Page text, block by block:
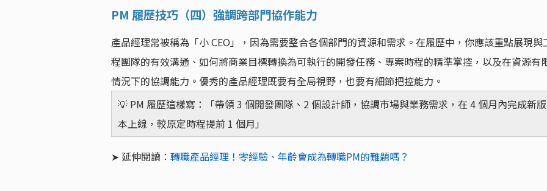
PM 履歷技巧（四）強調跨部門協作能力
產品經理常被稱為「小 CEO」，因為需要整合各個部門的資源和需求。在履歷中，你應該重點展現與
程團隊的有效溝通、如何將商業目標轉換為可執行的開發任務、專案時程的精準掌控，以及在資源有
情況下的協調能力。優秀的產品經理既要有全局視野，也要有細節把控能力。
💡 PM 履歷這樣寫：「帶領 3 個開發團隊、2 個設計師，協調市場與業務需求，在 4 個月內完成新版
本上線，較原定時程提前 1 個月」
➤ 延伸閱讀： 轉職產品經理！零經驗、年齡會成為轉職PM的難題嗎？